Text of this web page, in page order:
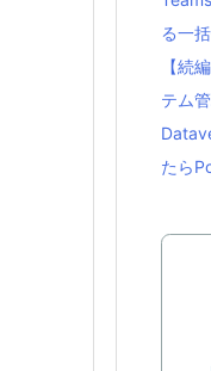
る一
【続
テム
たら